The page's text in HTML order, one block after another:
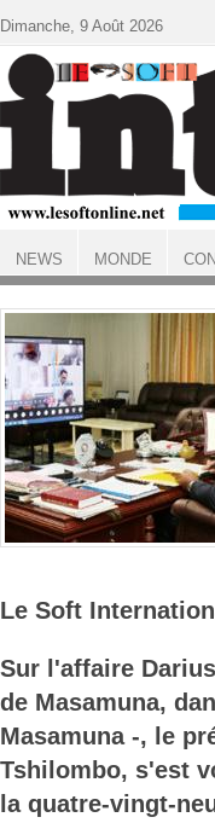
ACCUEIL
Le Soft
Sur l'affaire
de Masamuna,
Masamuna -, le
Tshilombo, s'est
la quatre-vingt-
Dimanche, 9 Août 2026
NEWS MONDE